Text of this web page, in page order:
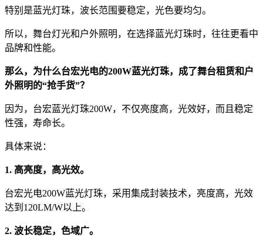
特别是蓝光灯珠，波长范围要稳定，光色要均匀。
所以，舞台灯光和户外照明，在选择蓝光灯珠时，往往更看中
品牌和性能。
那么，为什么台宏光电的200W蓝光灯珠，成了舞台租赁和户
外照明的“抢手货”？
因为，台宏蓝光灯珠200W，不仅亮度高，光效好，而且稳定
性强，寿命长。
具体来说：
1. 高亮度，高光效。
台宏光电200W蓝光灯珠，采用集成封装技术，亮度高，光效
达到120LM/W以上。
2. 波长稳定，色域广。